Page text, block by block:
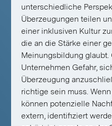
unterschiedliche
Überzeugungen teilen
einer inklusiven Kultur
die an die Stärke einer
Meinungsbildung glaubt.
Unternehmen Gefahr,
Überzeugung
richtige sein muss.
können potenzielle
extern, identifiziert